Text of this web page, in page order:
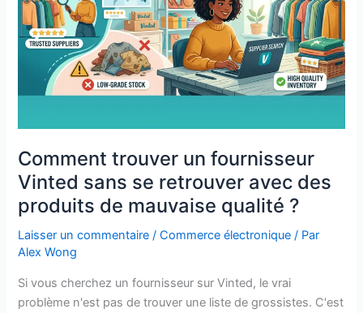
Comment trouver un fournisseur
Vinted sans se retrouver avec des
produits de mauvaise qualité ?
Laisser un commentaire /Commerce électronique / Par
Alex Wong
Si vous cherchez un fournisseur sur Vinted, le vrai
problème n'est pas de trouver une liste de grossistes. C'est
se
retrouver
avec
produits
mauvaise
?